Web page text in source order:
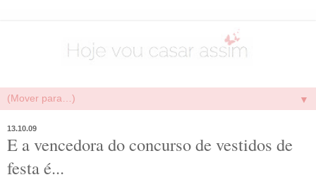
▼
13.10.09
E a vencedora do concurso de vestidos de
festa é...